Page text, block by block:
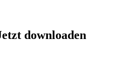
downloaden